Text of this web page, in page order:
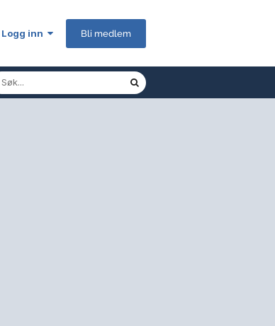
Logg inn Bli medlem